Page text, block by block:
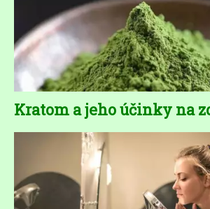
Kratom a jeho účinky na